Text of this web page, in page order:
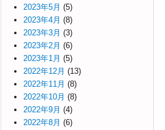
2023年5月 (5)
2023年4月 (8)
2023年3月 (3)
2023年2月 (6)
2023年1月 (5)
2022年12月 (13)
2022年11月 (8)
2022年10月 (8)
2022年9月 (4)
2022年8月 (6)